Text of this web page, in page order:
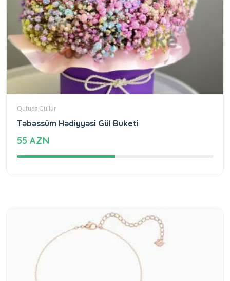
Qutuda Güllər
Təbəssüm Hədiyyəsi Gül Buketi
55 AZN